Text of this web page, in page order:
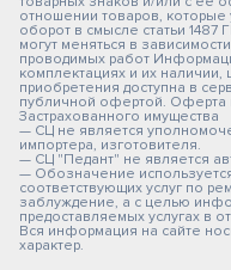
отношении товаров,
оборот в смысле статьи 1487
могут меняться в
проводимых работ
комплектациях и их
приобретения доступна в
публичной офертой. Оферта
Застрахованного имущества
— СЦ не является
импортера, изготовителя.
— СЦ "Педант" не является
— Обозначение
соответствующих услуг по
заблуждение, а с целью
предоставляемых услугах в
Вся информация на сайте
характер.